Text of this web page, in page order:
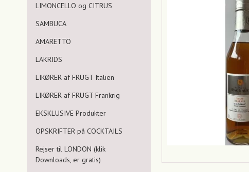
LIMONCELLO og CITRUS
SAMBUCA
AMARETTO
LAKRIDS
LIKØRER af FRUGT Italien
LIKØRER af FRUGT Frankrig
EKSKLUSIVE Produkter
OPSKRIFTER på COCKTAILS
Rejser til LONDON (klik
Downloads, er gratis)